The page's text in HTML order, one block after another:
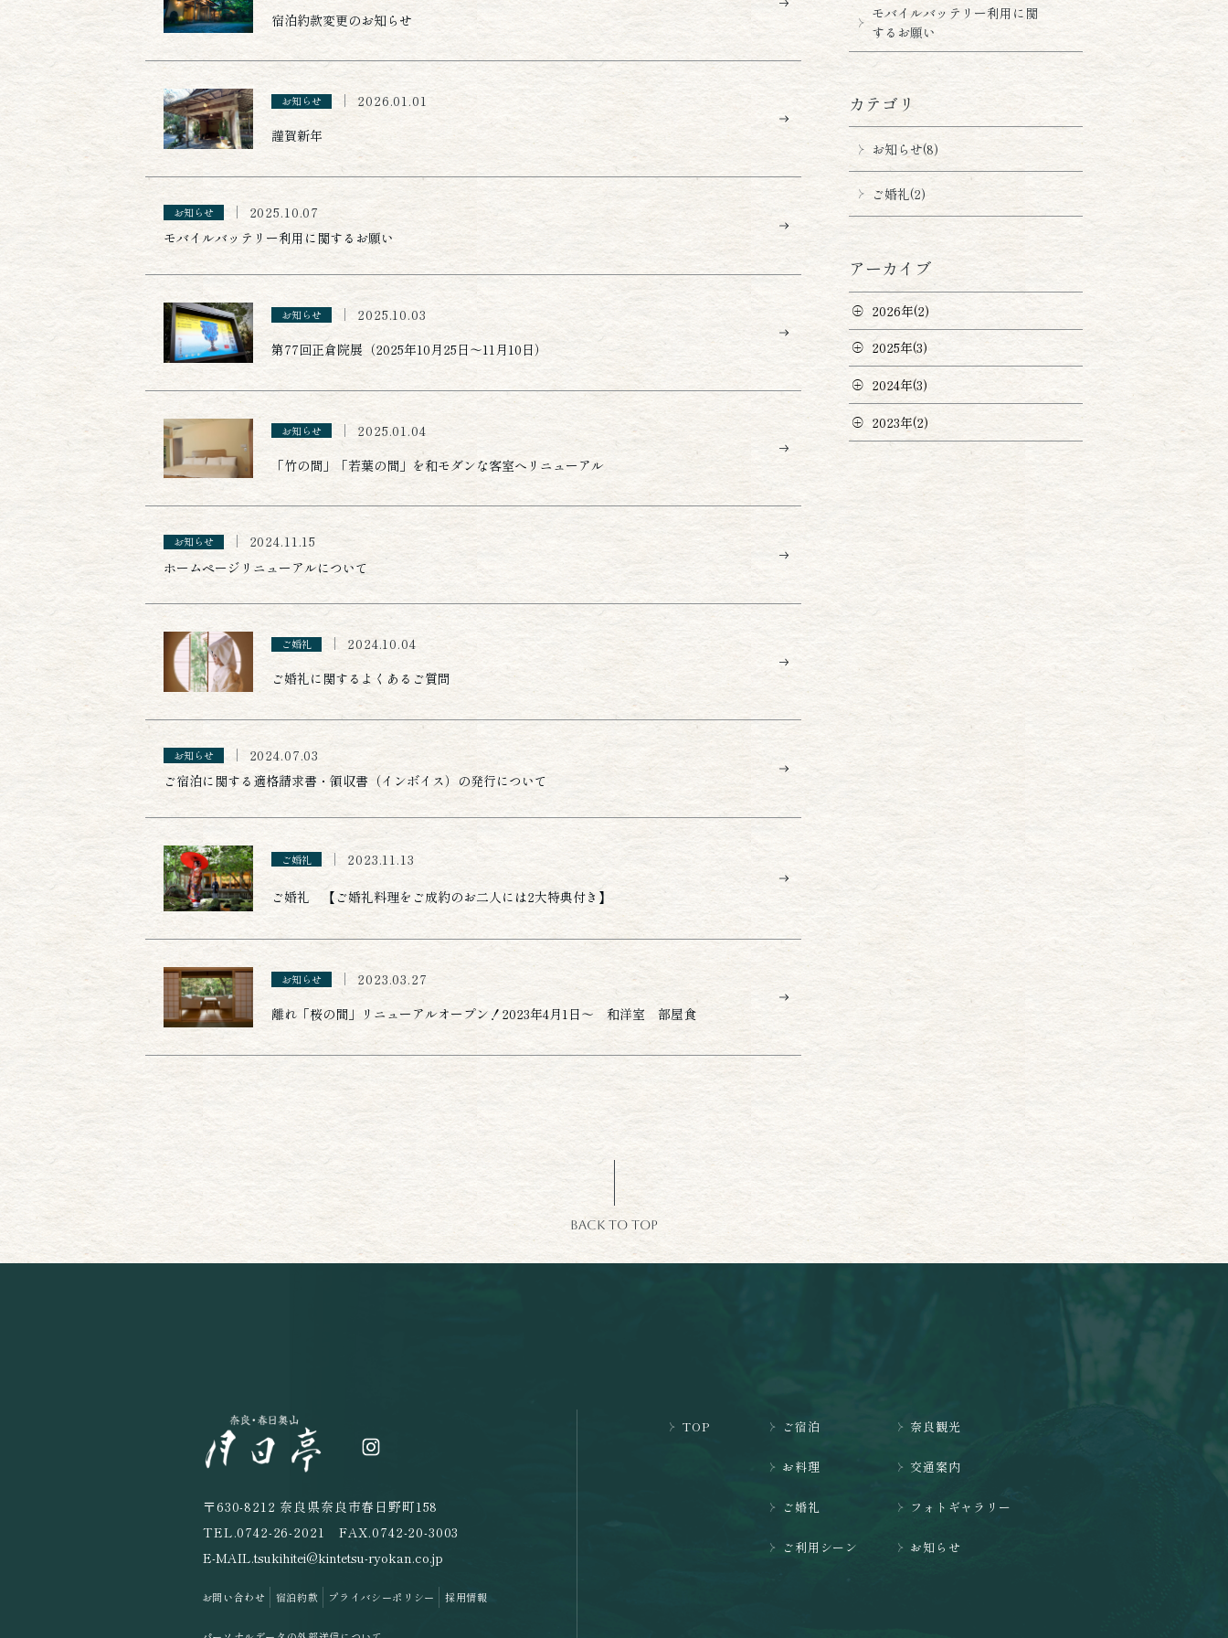
宿泊約款変更のお知らせ
お知らせ
2026.01.01
謹賀新年
お知らせ
2025.10.07
モバイルバッテリー利用に関するお願い
お知らせ
2025.10.03
第77回正倉院展（2025年10月25日～11月10日）
お知らせ
2025.01.04
「竹の間」「若葉の間」を和モダンな客室へリニューアル
お知らせ
2024.11.15
ホームページリニューアルについて
ご婚礼
2024.10.04
ご婚礼に関するよくあるご質問
お知らせ
2024.07.03
ご宿泊に関する適格請求書・領収書（インボイス）の発行について
ご婚礼 2023.11.13
ご婚礼 【ご婚礼料理をご成約のお二人には2大特典付き】
お知らせ
2023.03.27
離れ「桜の間」リニューアルオープン！2023年4月1日～ 和洋室 部屋食
モバイルバッテリー利用に関
するお願い
カテゴリ
お知らせ(8)
ご婚礼(2)
アーカイブ
2026年(2)
2025年(3)
2024年(3)
2023年(2)
BACK TO TOP
〒630-8212 奈良県奈良市春日野町158
TEL.0742-26-2021
FAX.0742-20-3003
E-MAIL.tsukihitei@kintetsu-ryokan.co.jp
お問い合わせ 宿泊約款 プライバシーポリシー 採用情報
TOP ご宿泊
お料理
ご婚礼
ご利用シーン
奈良観光
交通案内
フォトギャラリー
お知らせ